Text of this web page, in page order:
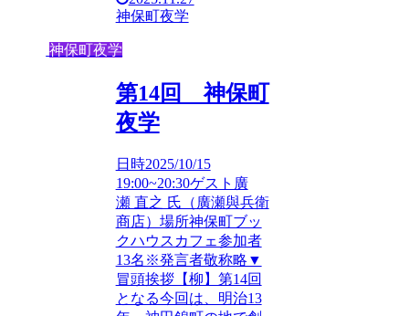
神保町夜学
神保町夜学
第14回 神保町
夜学
日時2025/10/15
19:00~20:30ゲスト廣
瀬 直之 氏（廣瀬與兵衛
商店）場所神保町ブッ
クハウスカフェ参加者
13名※発言者敬称略▼
冒頭挨拶【柳】第14回
となる今回は、明治13